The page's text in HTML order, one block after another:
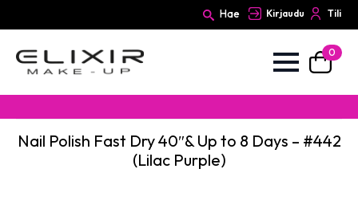
Hae Kirjaudu Tili
0
Nail Polish Fast Dry 40″& Up to 8 Days – #442
(Lilac Purple)